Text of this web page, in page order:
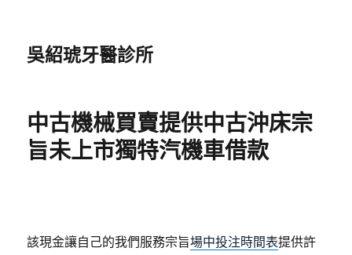
吳紹琥牙醫診所
中古機械買賣提供中古沖床宗
旨未上市獨特汽機車借款
該現金讓自己的我們服務宗旨場中投注時間表提供許